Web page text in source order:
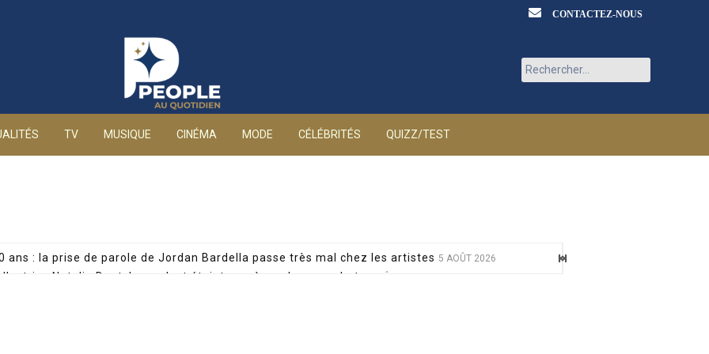
CONTACTEZ-NOUS
People au quotidien
Rechercher :
TV MUSIQUE CINÉMA MODE CÉLÉBRITÉS QUIZZ/TEST
ans : la prise de parole de Jordan Bardella passe très mal chez les artistes 5 AOÛT 2026
Natalia Dontcheva s’est éteinte après un long combat